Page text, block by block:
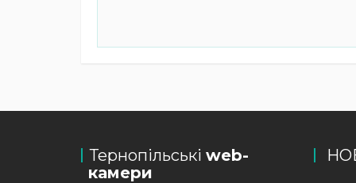
Тернопільські web-
камери